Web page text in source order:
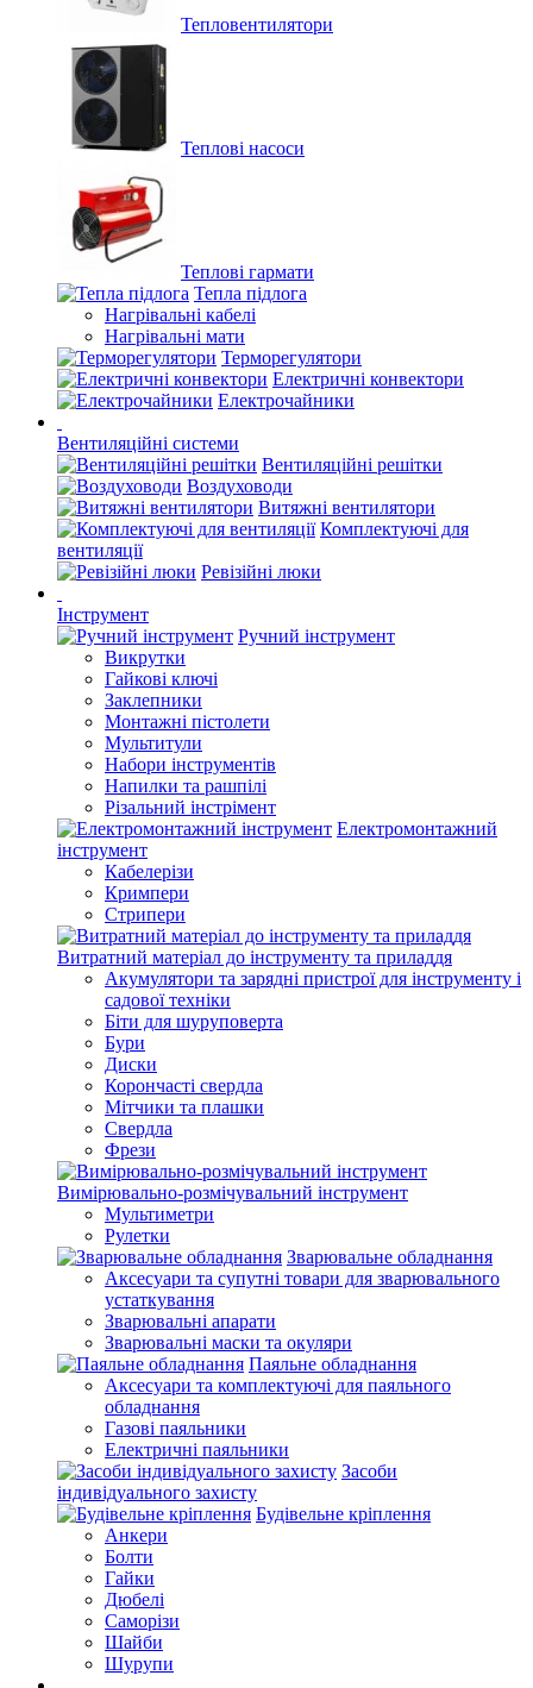
Тепловентилятори
Теплові насоси
Теплові гармати
Тепла підлога
Нагрівальні кабелі
Нагрівальні мати
Терморегулятори
Електричні конвектори
Електрочайники
Вентиляційні системи
Вентиляційні решітки
Воздуховоди
Витяжні вентилятори
Комплектуючі для
вентиляції
Ревізійні люки
Інструмент
Ручний інструмент
Викрутки
Гайкові ключі
Заклепники
Монтажні пістолети
Мультитули
Набори інструментів
Напилки та рашпілі
Різальний інстрімент
Електромонтажний
інструмент
Кабелерізи
Кримпери
Стрипери
Витратний матеріал до інструменту та приладдя
Акумулятори та зарядні пристрої для інструменту і
садової техніки
Біти для шуруповерта
Бури
Диски
Корончасті свердла
Мітчики та плашки
Свердла
Фрези
Вимірювально-розмічувальний інструмент
Мультиметри
Рулетки
Зварювальне обладнання
Аксесуари та супутні товари для зварювального
устаткування
Зварювальні апарати
Зварювальні маски та окуляри
Паяльне обладнання
Аксесуари та комплектуючі для паяльного
обладнання
Газові паяльники
Електричні паяльники
Засоби
індивідуального захисту
Будівельне кріплення
Анкери
Болти
Гайки
Дюбелі
Саморізи
Шайби
Шурупи